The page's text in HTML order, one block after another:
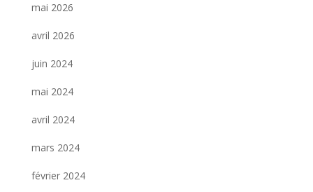
mai 2026
avril 2026
juin 2024
mai 2024
avril 2024
mars 2024
février 2024